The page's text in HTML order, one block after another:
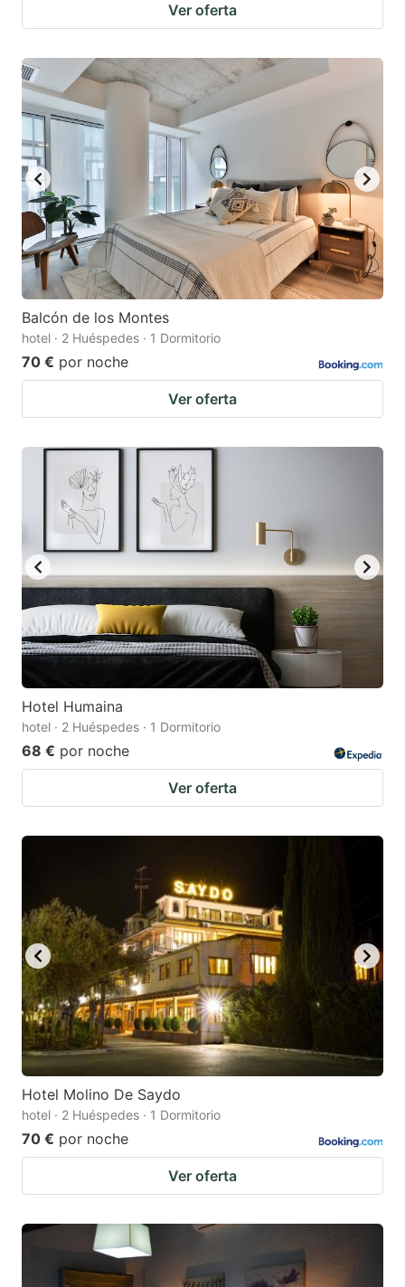
Ver oferta
Balcón de los Montes
hotel · 2 Huéspedes · 1 Dormitorio
70 € por noche
Ver oferta
Hotel Humaina
hotel · 2 Huéspedes · 1 Dormitorio
68 € por noche
Ver oferta
Hotel Molino De Saydo
hotel · 2 Huéspedes · 1 Dormitorio
70 € por noche
Ver oferta